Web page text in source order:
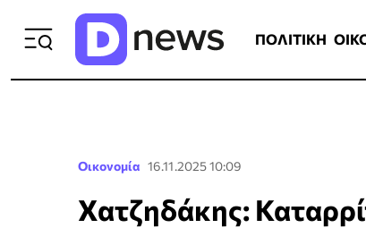
ΠΟΛΙΤΙΚΗ
Οικονομία 16.11.2025 10:09
Χατζηδάκης: